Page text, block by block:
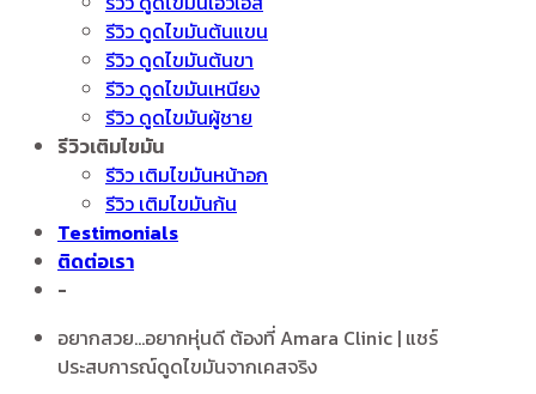
รีวิว ดูดไขมันต้นแขน
รีวิว ดูดไขมันต้นขา
รีวิว ดูดไขมันเหนียง
รีวิว ดูดไขมันผู้ชาย
รีวิวเติมไขมัน
รีวิว เติมไขมันหน้าอก
รีวิว เติมไขมันก้น
Testimonials
ติดต่อเรา
-
อยากสวย...อยากหุ่นดี ต้องที่ Amara Clinic | แชร์
ประสบการณ์ดูดไขมันจากเคสจริง